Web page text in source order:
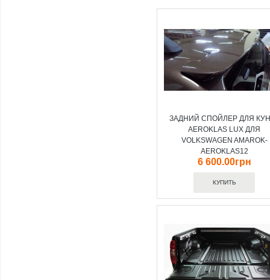
ЗАДНИЙ СПОЙЛЕР ДЛЯ
AEROKLAS LUX ДЛЯ
VOLKSWAGEN AMAROK-
AEROKLAS12
6 600.00грн